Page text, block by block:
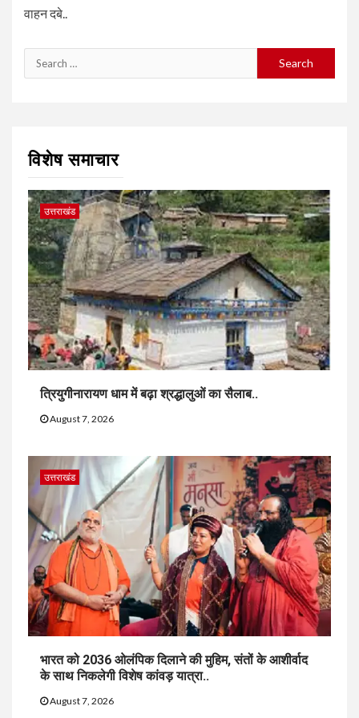
वाहन दबे..
Search
for:
विशेष समाचार
उत्तराखंड
त्रियुगीनारायण धाम में बढ़ा श्रद्धालुओं का सैलाब..
August 7, 2026
उत्तराखंड
भारत को 2036 ओलंपिक दिलाने की मुहिम, संतों के आशीर्वाद
के साथ निकलेगी विशेष कांवड़ यात्रा..
August 7, 2026